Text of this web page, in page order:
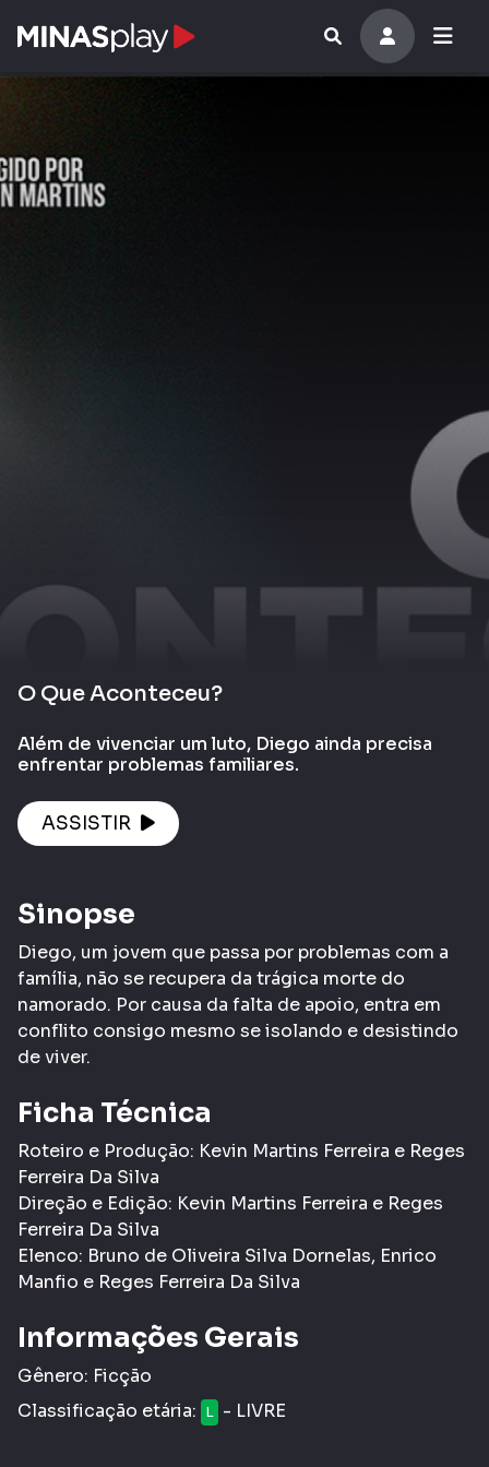
O Que Aconteceu?
Além de vivenciar um luto, Diego ainda precisa
enfrentar problemas familiares.
ASSISTIR
Sinopse
Diego, um jovem que passa por problemas com a
família, não se recupera da trágica morte do
namorado. Por causa da falta de apoio, entra em
conflito consigo mesmo se isolando e desistindo
de viver.
Ficha Técnica
Roteiro e Produção: Kevin Martins Ferreira e Reges
Ferreira Da Silva
Direção e Edição: Kevin Martins Ferreira e Reges
Ferreira Da Silva
Elenco: Bruno de Oliveira Silva Dornelas, Enrico
Manfio e Reges Ferreira Da Silva
Informações Gerais
Gênero: Ficção
Classificação etária:
L - LIVRE